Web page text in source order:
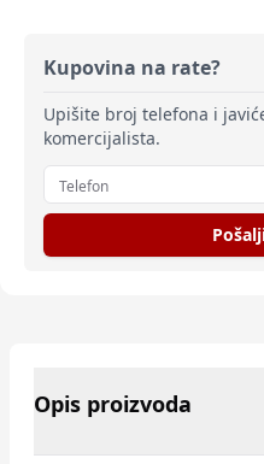
Kupovina na rate?
Upišite broj telefona i
komercijalista.
Opis proizvoda